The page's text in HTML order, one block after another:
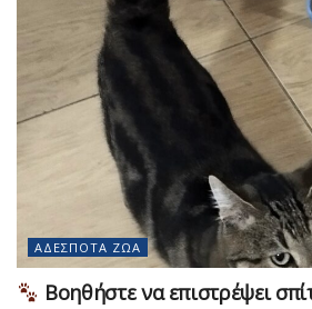
ΑΔΈΣΠΟΤΑ ΖΏΑ
Βοηθήστε να επιστρέψει